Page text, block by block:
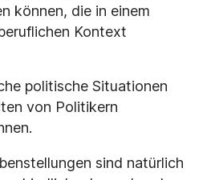
können, die in einem
Kontext
politische Situationen
von Politikern
sind natürlich